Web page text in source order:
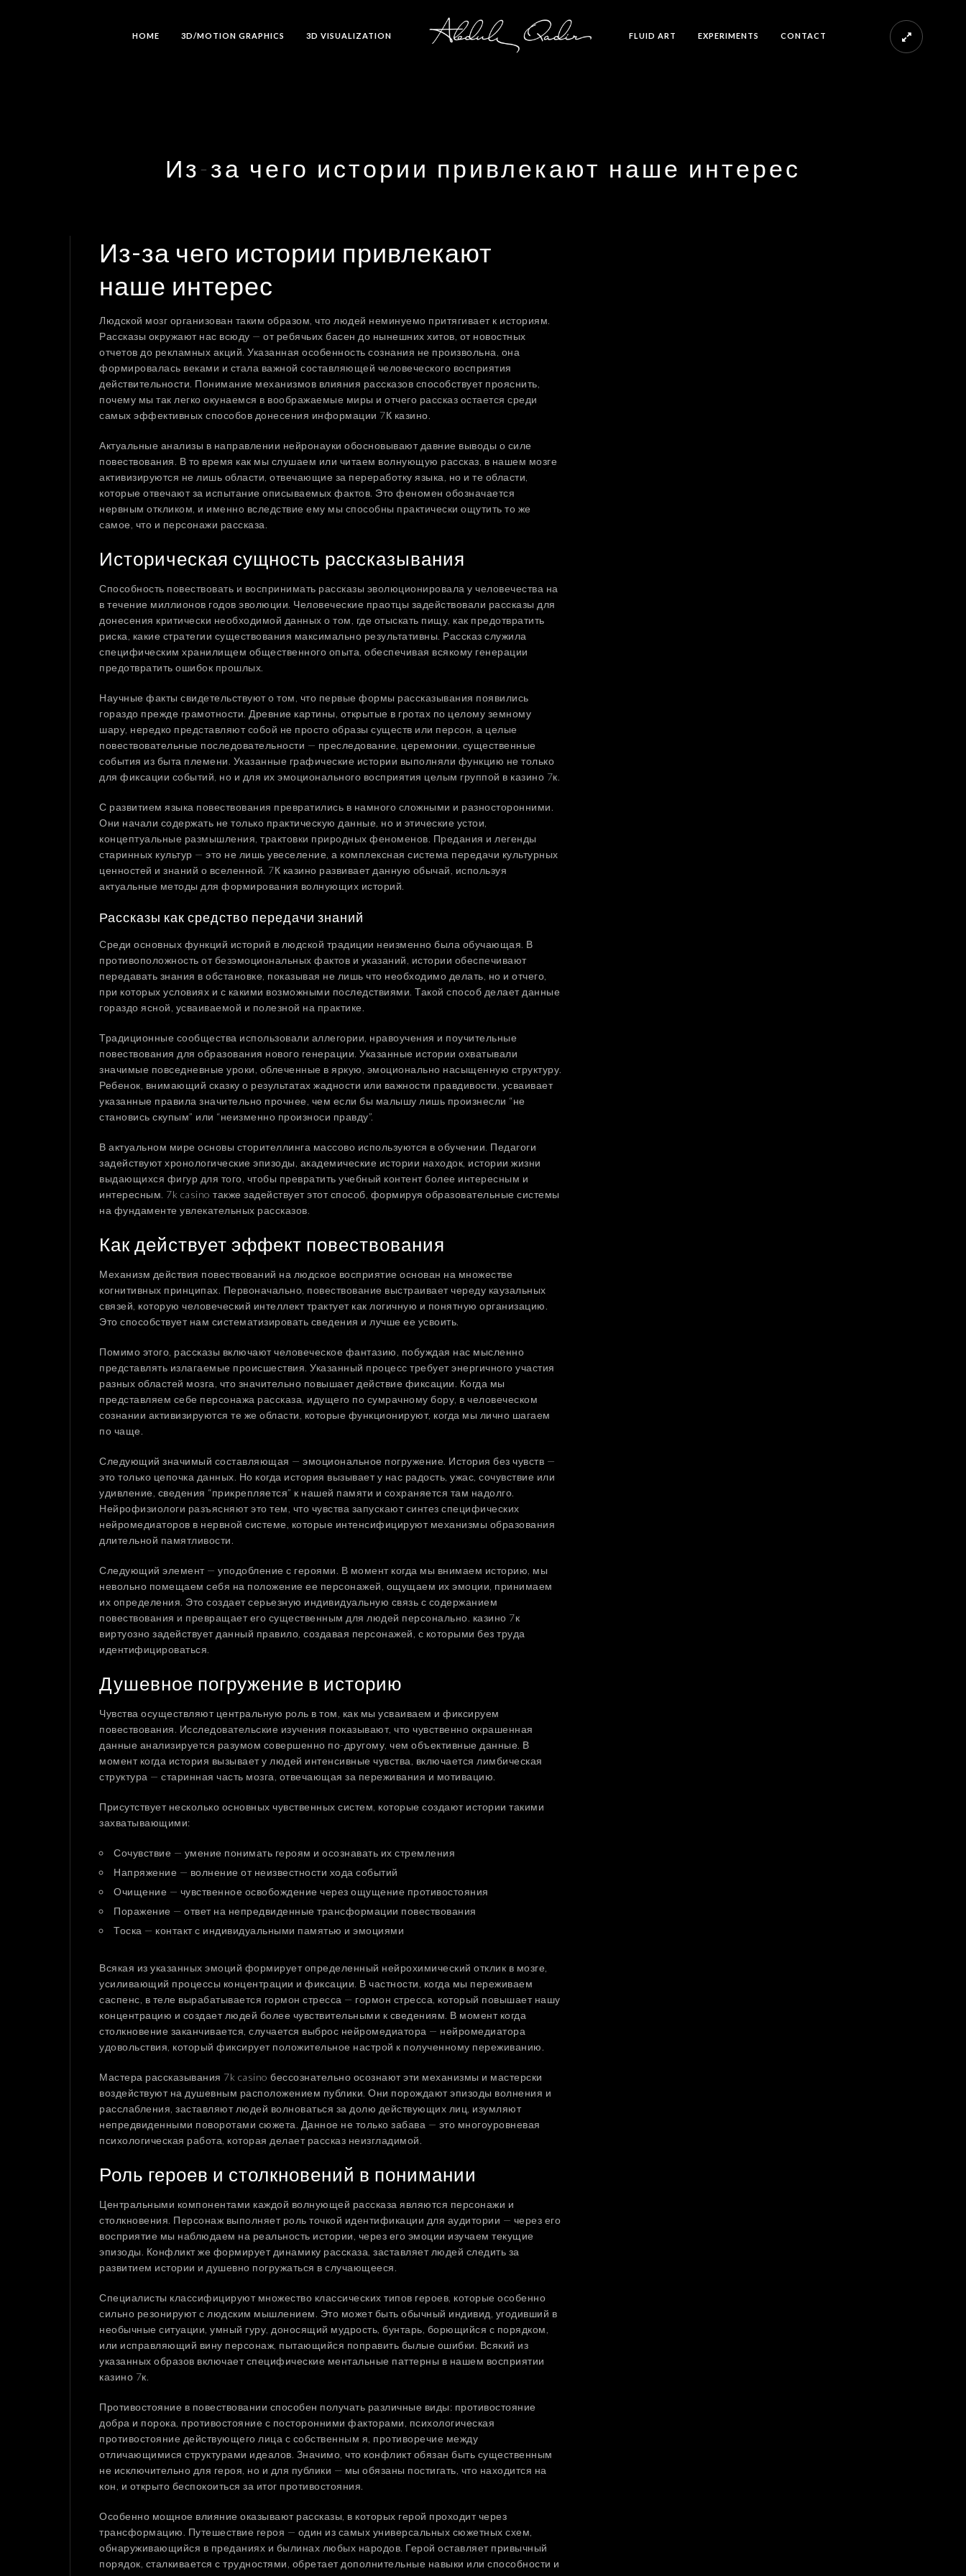
HOME 3D/MOTION GRAPHICS 3D VISUALIZATION FLUID ART EXPERIMENTS CONTACT
Из-за чего истории привлекают наше интерес
Из-за чего истории привлекают
наше интерес
Людской мозг организован таким образом, что людей неминуемо притягивает к историям.
Рассказы окружают нас всюду — от ребячьих басен до нынешних хитов, от новостных
отчетов до рекламных акций. Указанная особенность сознания не произвольна, она
формировалась веками и стала важной составляющей человеческого восприятия
действительности. Понимание механизмов влияния рассказов способствует прояснить,
почему мы так легко окунаемся в воображаемые миры и отчего рассказ остается среди
самых эффективных способов донесения информации 7К казино.
Актуальные анализы в направлении нейронауки обосновывают давние выводы о силе
повествования. В то время как мы слушаем или читаем волнующую рассказ, в нашем мозге
активизируются не лишь области, отвечающие за переработку языка, но и те области,
которые отвечают за испытание описываемых фактов. Это феномен обозначается
нервным откликом, и именно вследствие ему мы способны практически ощутить то же
самое, что и персонажи рассказа.
Историческая сущность рассказывания
Способность повествовать и воспринимать рассказы эволюционировала у человечества на
в течение миллионов годов эволюции. Человеческие праотцы задействовали рассказы для
донесения критически необходимой данных о том, где отыскать пищу, как предотвратить
риска, какие стратегии существования максимально результативны. Рассказ служила
специфическим хранилищем общественного опыта, обеспечивая всякому генерации
предотвратить ошибок прошлых.
Научные факты свидетельствуют о том, что первые формы рассказывания появились
гораздо прежде грамотности. Древние картины, открытые в гротах по целому земному
шару, нередко представляют собой не просто образы существ или персон, а целые
повествовательные последовательности — преследование, церемонии, существенные
события из быта племени. Указанные графические истории выполняли функцию не только
для фиксации событий, но и для их эмоционального восприятия целым группой в казино 7к.
С развитием языка повествования превратились в намного сложными и разносторонними.
Они начали содержать не только практическую данные, но и этические устои,
концептуальные размышления, трактовки природных феноменов. Предания и легенды
старинных культур — это не лишь увеселение, а комплексная система передачи культурных
ценностей и знаний о вселенной. 7К казино развивает данную обычай, используя
актуальные методы для формирования волнующих историй.
Рассказы как средство передачи знаний
Среди основных функций историй в людской традиции неизменно была обучающая. В
противоположность от безэмоциональных фактов и указаний, истории обеспечивают
передавать знания в обстановке, показывая не лишь что необходимо делать, но и отчего,
при которых условиях и с какими возможными последствиями. Такой способ делает данные
гораздо ясной, усваиваемой и полезной на практике.
Традиционные сообщества использовали аллегории, нравоучения и поучительные
повествования для образования нового генерации. Указанные истории охватывали
значимые повседневные уроки, облеченные в яркую, эмоционально насыщенную структуру.
Ребенок, внимающий сказку о результатах жадности или важности правдивости, усваивает
указанные правила значительно прочнее, чем если бы малышу лишь произнесли “не
становись скупым” или “неизменно произноси правду”.
В актуальном мире основы сторителлинга массово используются в обучении. Педагоги
задействуют хронологические эпизоды, академические истории находок, истории жизни
выдающихся фигур для того, чтобы превратить учебный контент более интересным и
интересным. 7k casino также задействует этот способ, формируя образовательные системы
на фундаменте увлекательных рассказов.
Как действует эффект повествования
Механизм действия повествований на людское восприятие основан на множестве
когнитивных принципах. Первоначально, повествование выстраивает череду каузальных
связей, которую человеческий интеллект трактует как логичную и понятную организацию.
Это способствует нам систематизировать сведения и лучше ее усвоить.
Помимо этого, рассказы включают человеческое фантазию, побуждая нас мысленно
представлять излагаемые происшествия. Указанный процесс требует энергичного участия
разных областей мозга, что значительно повышает действие фиксации. Когда мы
представляем себе персонажа рассказа, идущего по сумрачному бору, в человеческом
сознании активизируются те же области, которые функционируют, когда мы лично шагаем
по чаще.
Следующий значимый составляющая — эмоциональное погружение. История без чувств —
это только цепочка данных. Но когда история вызывает у нас радость, ужас, сочувствие или
удивление, сведения “прикрепляется” к нашей памяти и сохраняется там надолго.
Нейрофизиологи разъясняют это тем, что чувства запускают синтез специфических
нейромедиаторов в нервной системе, которые интенсифицируют механизмы образования
длительной памятливости.
Следующий элемент — уподобление с героями. В момент когда мы внимаем историю, мы
невольно помещаем себя на положение ее персонажей, ощущаем их эмоции, принимаем
их определения. Это создает серьезную индивидуальную связь с содержанием
повествования и превращает его существенным для людей персонально. казино 7к
виртуозно задействует данный правило, создавая персонажей, с которыми без труда
идентифицироваться.
Душевное погружение в историю
Чувства осуществляют центральную роль в том, как мы усваиваем и фиксируем
повествования. Исследовательские изучения показывают, что чувственно окрашенная
данные анализируется разумом совершенно по-другому, чем объективные данные. В
момент когда история вызывает у людей интенсивные чувства, включается лимбическая
структура — старинная часть мозга, отвечающая за переживания и мотивацию.
Присутствует несколько основных чувственных систем, которые создают истории такими
захватывающими:
Сочувствие — умение понимать героям и осознавать их стремления
Напряжение — волнение от неизвестности хода событий
Очищение — чувственное освобождение через ощущение противостояния
Поражение — ответ на непредвиденные трансформации повествования
Тоска — контакт с индивидуальными памятью и эмоциями
Всякая из указанных эмоций формирует определенный нейрохимический отклик в мозге,
усиливающий процессы концентрации и фиксации. В частности, когда мы переживаем
саспенс, в теле вырабатывается гормон стресса — гормон стресса, который повышает нашу
концентрацию и создает людей более чувствительными к сведениям. В момент когда
столкновение заканчивается, случается выброс нейромедиатора — нейромедиатора
удовольствия, который фиксирует положительное настрой к полученному переживанию.
Мастера рассказывания 7k casino бессознательно осознают эти механизмы и мастерски
воздействуют на душевным расположением публики. Они порождают эпизоды волнения и
расслабления, заставляют людей волноваться за долю действующих лиц, изумляют
непредвиденными поворотами сюжета. Данное не только забава — это многоуровневая
психологическая работа, которая делает рассказ неизгладимой.
Роль героев и столкновений в понимании
Центральными компонентами каждой волнующей рассказа являются персонажи и
столкновения. Персонаж выполняет роль точкой идентификации для аудитории — через его
восприятие мы наблюдаем на реальность истории, через его эмоции изучаем текущие
эпизоды. Конфликт же формирует динамику рассказа, заставляет людей следить за
развитием истории и душевно погружаться в случающееся.
Специалисты классифицируют множество классических типов героев, которые особенно
сильно резонируют с людским мышлением. Это может быть обычный индивид, угодивший в
необычные ситуации, умный гуру, доносящий мудрость, бунтарь, борющийся с порядком,
или исправляющий вину персонаж, пытающийся поправить былые ошибки. Всякий из
указанных образов включает специфические ментальные паттерны в нашем восприятии
казино 7к.
Противостояние в повествовании способен получать различные виды: противостояние
добра и порока, противостояние с посторонними факторами, психологическая
противостояние действующего лица с собственным я, противоречие между
отличающимися структурами идеалов. Значимо, что конфликт обязан быть существенным
не исключительно для героя, но и для публики — мы обязаны постигать, что находится на
кон, и открыто беспокоиться за итог противостояния.
Особенно мощное влияние оказывают рассказы, в которых герой проходит через
трансформацию. Путешествие героя — один из самых универсальных сюжетных схем,
обнаруживающийся в преданиях и былинах любых народов. Герой оставляет привычный
порядок, сталкивается с трудностями, обретает дополнительные навыки или способности и